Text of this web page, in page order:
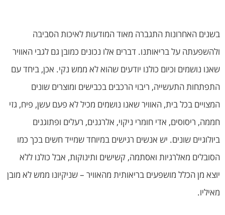
בשנים האחרונות התגברה מאוד המודעות לאיכות הסביבה
ולהשפעתה על בריאותנו. דברים אלו נכונים כמובן גם לגבי האוויר
שאנו נושמים וכיום כולנו יודעים שהוא לא ממש נקי. אכן, ביחד עם
התפתחות התעשייה, ריבוי הרכבים בכבישים ומוצרים שונים
המצויים בכל בית, האוויר שאנו נושמים מכיל לא פעם עשן, פיח, גזי
חממה, ריסוסים, אדי חומרי ניקוי, אלרגנים, רעלים ופתוגנים
ביולוגיים שונים. יש אנשים רגישים במיוחד שמייד חשים בכך כמו
הסובלים מאלרגיות ואסתמה, קשישים ותינוקות, אבל כולנו ללא
יוצא מן הכלל מושפעים בריאותית מהאוויר – שניקיונו ממש לא מובן
מאיליו.